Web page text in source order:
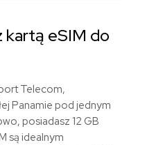
eSIM do
Telecom,
Panamie pod jednym
posiadasz 12 GB
są idealnym